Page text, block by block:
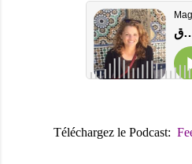
Téléchargez le Podcast: